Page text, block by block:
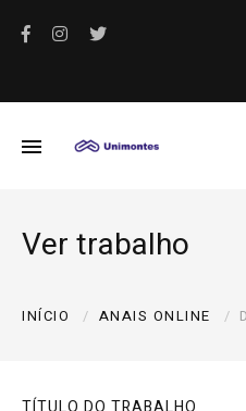
Ver trabalho
INÍCIO ANAIS ONLINE